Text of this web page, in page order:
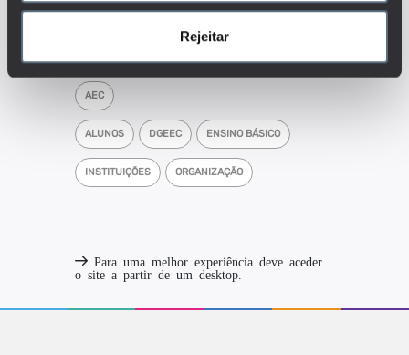
Rejeitar
educação para a cidadania, etc.)?
AEC
ALUNOS DGEEC ENSINO BÁSICO
INSTITUIÇÕES ORGANIZAÇÃO
Para uma melhor experiência deve aceder
o site a partir de um desktop.